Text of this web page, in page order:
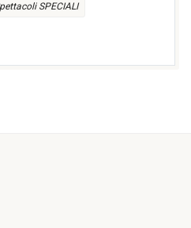
SPECIALI